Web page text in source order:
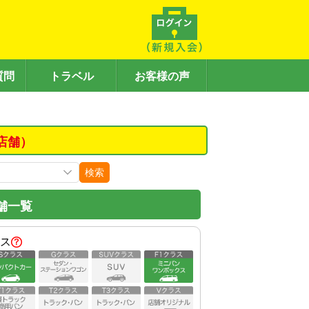
問 トラベル お客様の声
）
検索
一覧